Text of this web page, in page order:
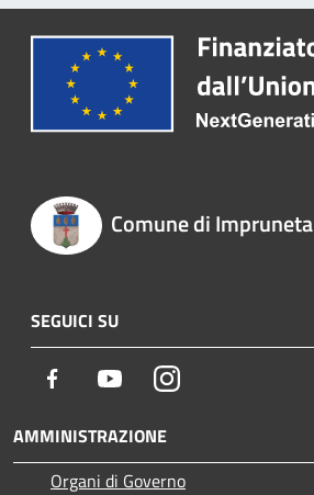
Comune di Impruneta
SEGUICI SU
Facebook YoutubeInstagram
AMMINISTRAZIONE
Organi di Governo